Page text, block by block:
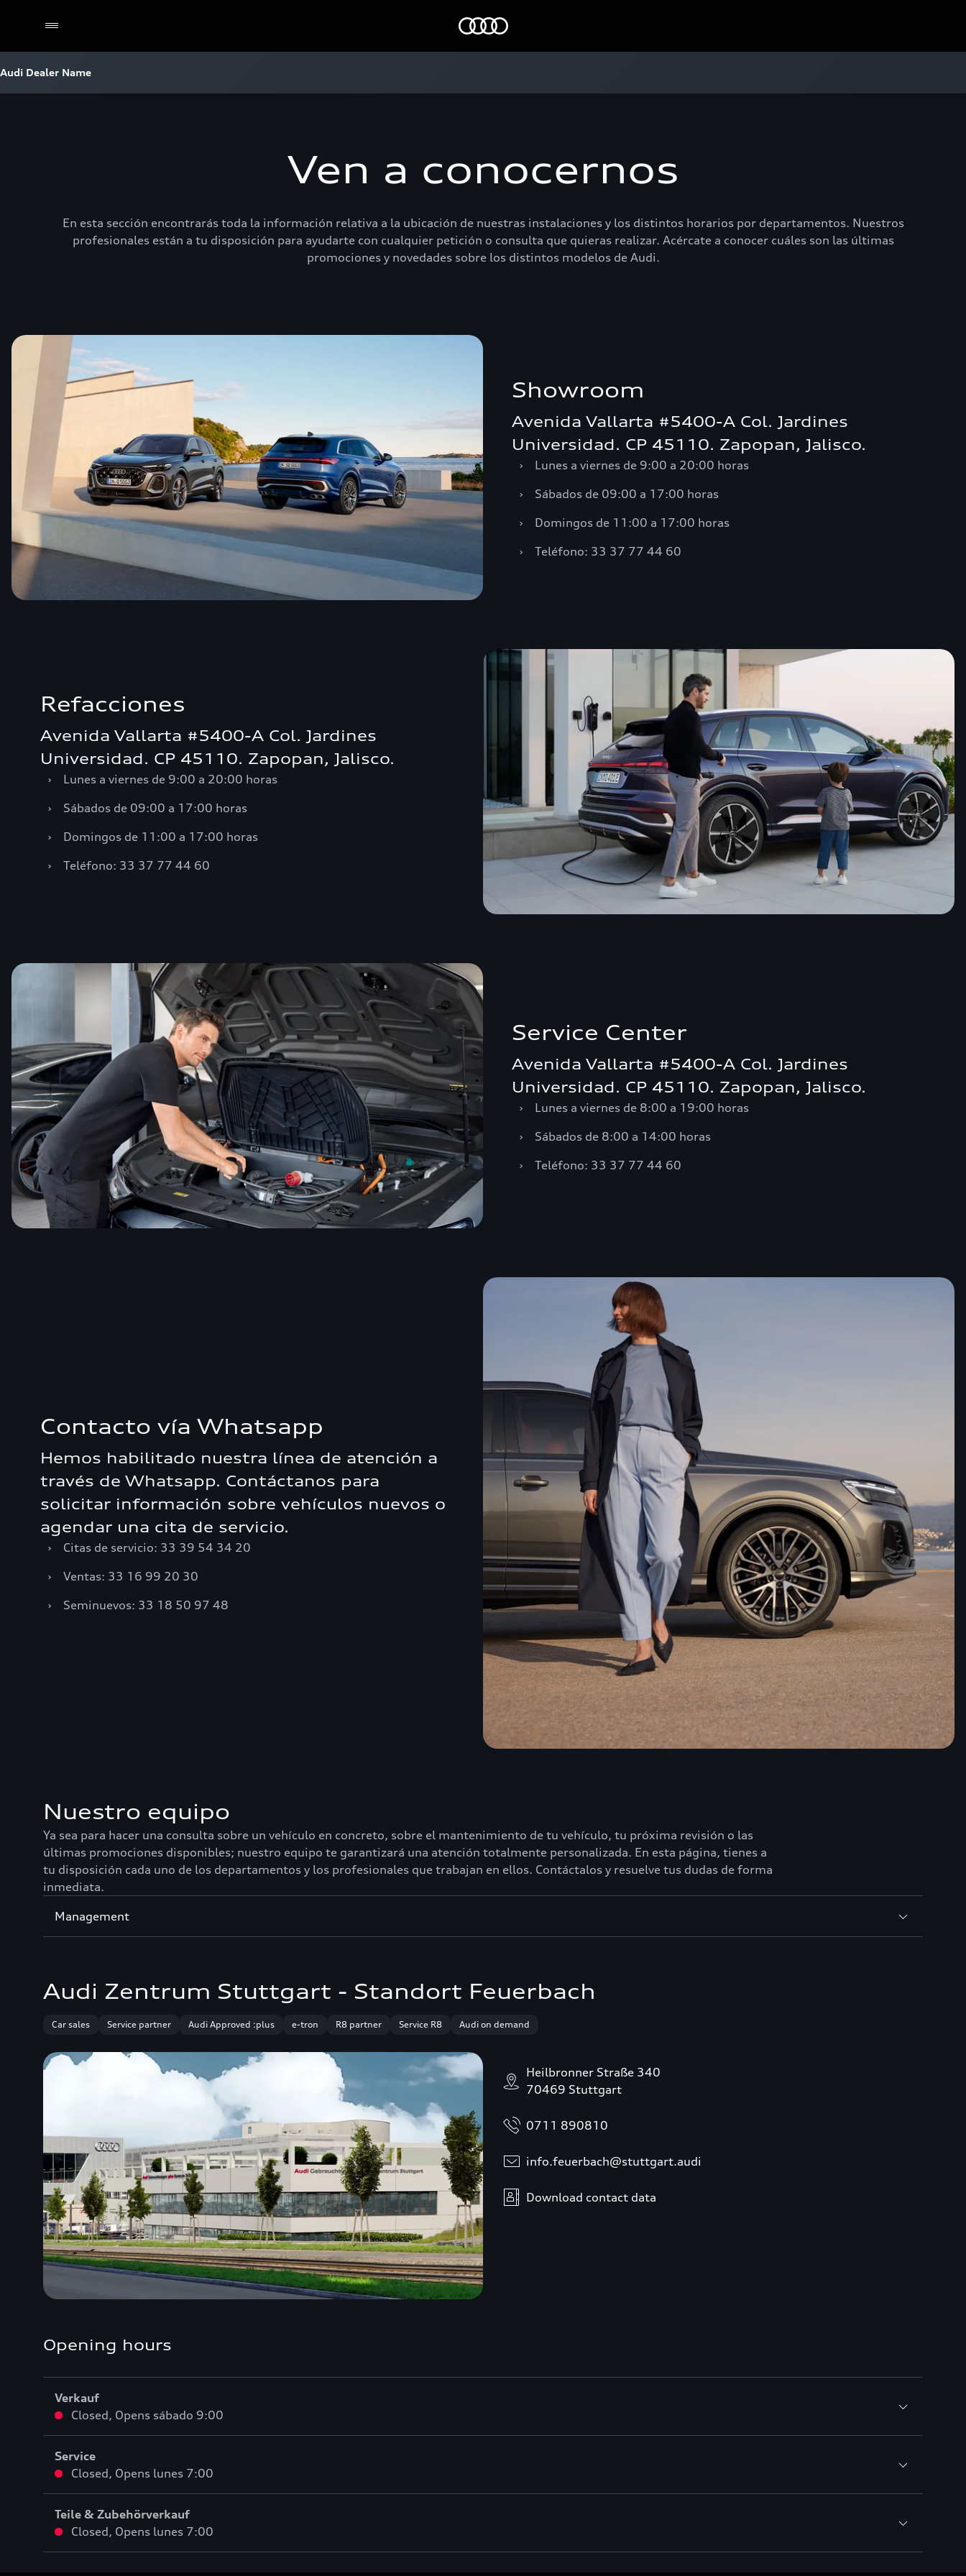
Audi Dealer Name
Ven a conocernos
En esta sección encontrarás toda la información relativa a la ubicación de nuestras instalaciones y los distintos horarios por departamentos. Nuestros
profesionales están a tu disposición para ayudarte con cualquier petición o consulta que quieras realizar. Acércate a conocer cuáles son las últimas
promociones y novedades sobre los distintos modelos de Audi.
Showroom
Avenida Vallarta #5400-A Col. Jardines
Universidad. CP 45110. Zapopan, Jalisco.
›
Lunes a viernes de 9:00 a 20:00 horas
›
Sábados de 09:00 a 17:00 horas
›
Domingos de 11:00 a 17:00 horas
›
Teléfono: 33 37 77 44 60
Refacciones
Avenida Vallarta #5400-A Col. Jardines
Universidad. CP 45110. Zapopan, Jalisco.
›
Lunes a viernes de 9:00 a 20:00 horas
›
Sábados de 09:00 a 17:00 horas
›
Domingos de 11:00 a 17:00 horas
›
Teléfono: 33 37 77 44 60
Service Center
Avenida Vallarta #5400-A Col. Jardines
Universidad. CP 45110. Zapopan, Jalisco.
›
Lunes a viernes de 8:00 a 19:00 horas
›
Sábados de 8:00 a 14:00 horas
›
Teléfono: 33 37 77 44 60
Contacto vía Whatsapp
Hemos habilitado nuestra línea de atención a
través de Whatsapp. Contáctanos para
solicitar información sobre vehículos nuevos o
agendar una cita de servicio.
›
Citas de servicio: 33 39 54 34 20
›
Ventas: 33 16 99 20 30
›
Seminuevos: 33 18 50 97 48
Nuestro equipo
Ya sea para hacer una consulta sobre un vehículo en concreto, sobre el mantenimiento de tu vehículo, tu próxima revisión o las
últimas promociones disponibles; nuestro equipo te garantizará una atención totalmente personalizada. En esta página, tienes a
tu disposición cada uno de los departamentos y los profesionales que trabajan en ellos. Contáctalos y resuelve tus dudas de forma
inmediata.
ManagementSección
Audi Zentrum Stuttgart - Standort Feuerbach
Car sales Service partner Audi Approved :plus e-tron R8 partner Service R8 Audi on demand
Heilbronner Straße 340
70469 Stuttgart
0711 890810
info.feuerbach@stuttgart.audi
Download contact data
Opening hours
Verkauf
Closed, Opens sábado 9:00
Service
Closed, Opens lunes 7:00
Teile & Zubehörverkauf
Closed, Opens lunes 7:00